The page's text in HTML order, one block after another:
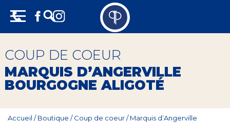
content
COUP DE COEUR
MARQUIS D’ANGERVILLE
BOURGOGNE ALIGOTÉ
Accueil /Boutique /Coup de coeur/Marquis d’Angerville
Champagne
Whisky
Rhum
Panneau de gestion des cookies